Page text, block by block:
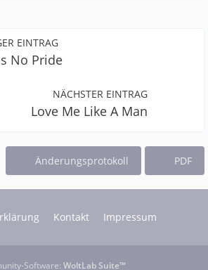
EINTRAG
No Pride
NÄCHSTER EINTRAG
Love Me Like A Man
Änderungsprotokoll PDF
Kontakt Impressum
Software: WoltLab Suite™